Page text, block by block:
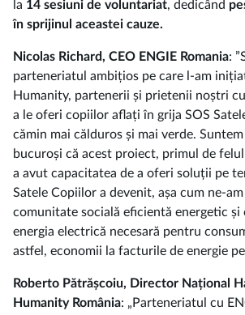
la 14 sesiuni de voluntariat, dedicând
în sprijinul aceastei cauze.
Nicolas Richard, CEO ENGIE Romania:
parteneriatul ambițios pe care l-am
Humanity, partenerii și prietenii noștri
a le oferi copiilor aflați în grija SOS
cămin mai călduros și mai verde.
bucuroși că acest proiect, primul de felul
a avut capacitatea de a oferi soluții pe
Satele Copiilor a devenit, așa cum ne-
comunitate socială eficientă energetic și
energia electrică necesară pentru
astfel, economii la facturile de energie
Roberto Pătrășcoiu, Director Național
Humanity România: „Parteneriatul cu